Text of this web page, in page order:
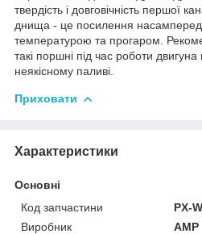
твердість і довговічність першої
днища - це посилення
температурою та прогаром.
такі поршні під час роботи двигуна
неякісному паливі.
Приховати
Характеристики
Основні
Код запчастини
PX-
Виробник
AMP